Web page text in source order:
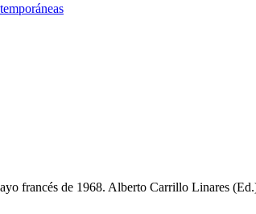
francés de 1968. Alberto Carrillo Linares